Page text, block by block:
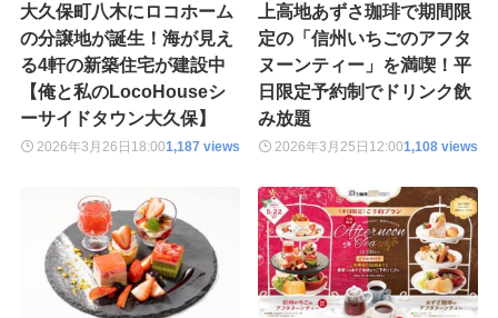
大久保町八木にロコホーム
の分譲地が誕生！海が見え
る4軒の新築住宅が建設中
【俺と私のLocoHouseシ
ーサイドタウン大久保】
2026年3月26日 18:001,187 views
上高地あずさ珈琲で期間限
定の「信州いちごのアフタ
ヌーンティー」を満喫！平
日限定予約制でドリンク飲
み放題
2026年3月25日 12:001,108 views